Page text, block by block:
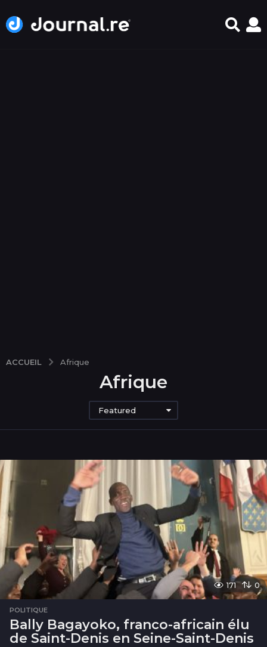
ACCUEIL Afrique
Afrique
Featured
171 0
POLITIQUE
Bally Bagayoko, franco-africain élu
de Saint-Denis en Seine-Saint-Denis